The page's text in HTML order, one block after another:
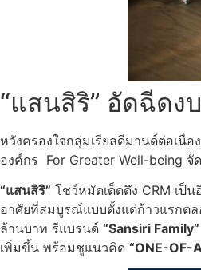
“แสนสิริ” อัดฉีดง
หวังครองใจกลุ่มเรียลดีมานด์ต่อเนื่
องค์กร For Greater Well-being
“แสนสิริ” โชว์หมัดเด็ดดึง CRM เป็
อาศัยที่สมบูรณ์แบบตั้งแต่ก้าวแรกต
ล้านบาท รีแบรนด์ “Sansiri Family”
เพิ่มขึ้น พร้อมชูแนวคิด “ONE-OF-